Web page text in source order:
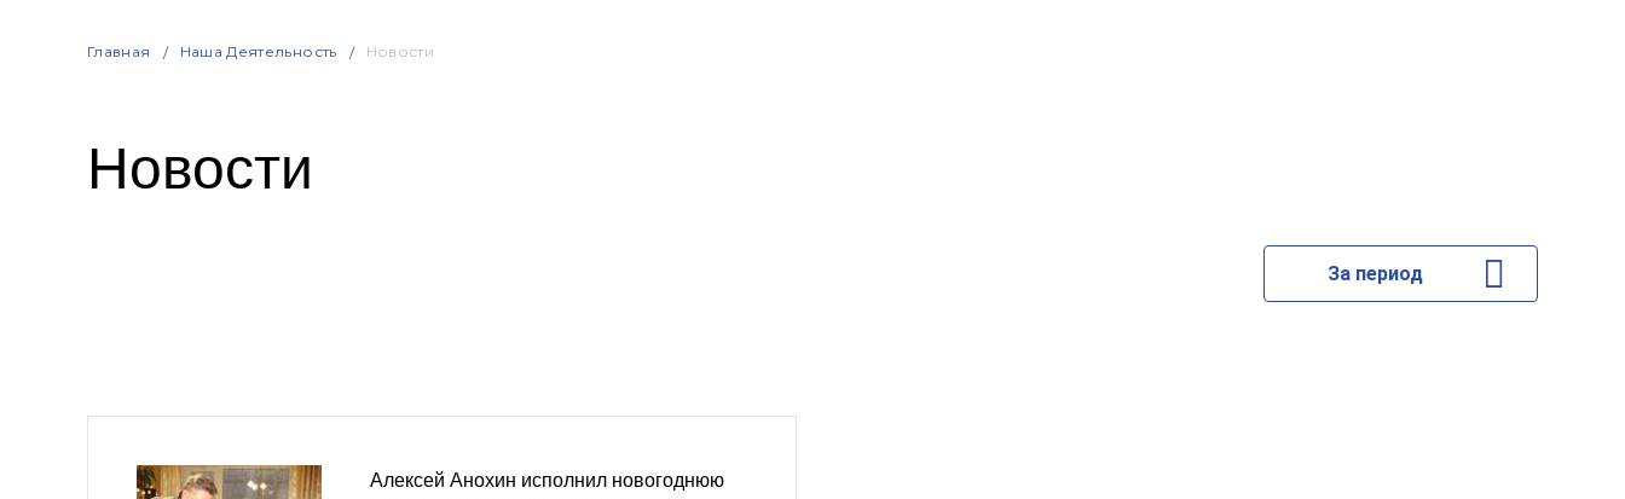
Главная Наша Деятельность Новости
Новости
За период
Алексей Анохин исполнил новогоднюю